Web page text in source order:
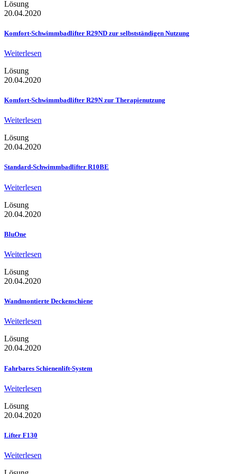
Lösung
20.04.2020
Komfort-Schwimmbadlifter R29ND zur selbstständigen Nutzung
Weiterlesen
Lösung
20.04.2020
Komfort-Schwimmbadlifter R29N zur Therapienutzung
Weiterlesen
Lösung
20.04.2020
Standard-Schwimmbadlifter R10BE
Weiterlesen
Lösung
20.04.2020
BluOne
Weiterlesen
Lösung
20.04.2020
Wandmontierte Deckenschiene
Weiterlesen
Lösung
20.04.2020
Fahrbares Schienenlift-System
Weiterlesen
Lösung
20.04.2020
Lifter F130
Weiterlesen